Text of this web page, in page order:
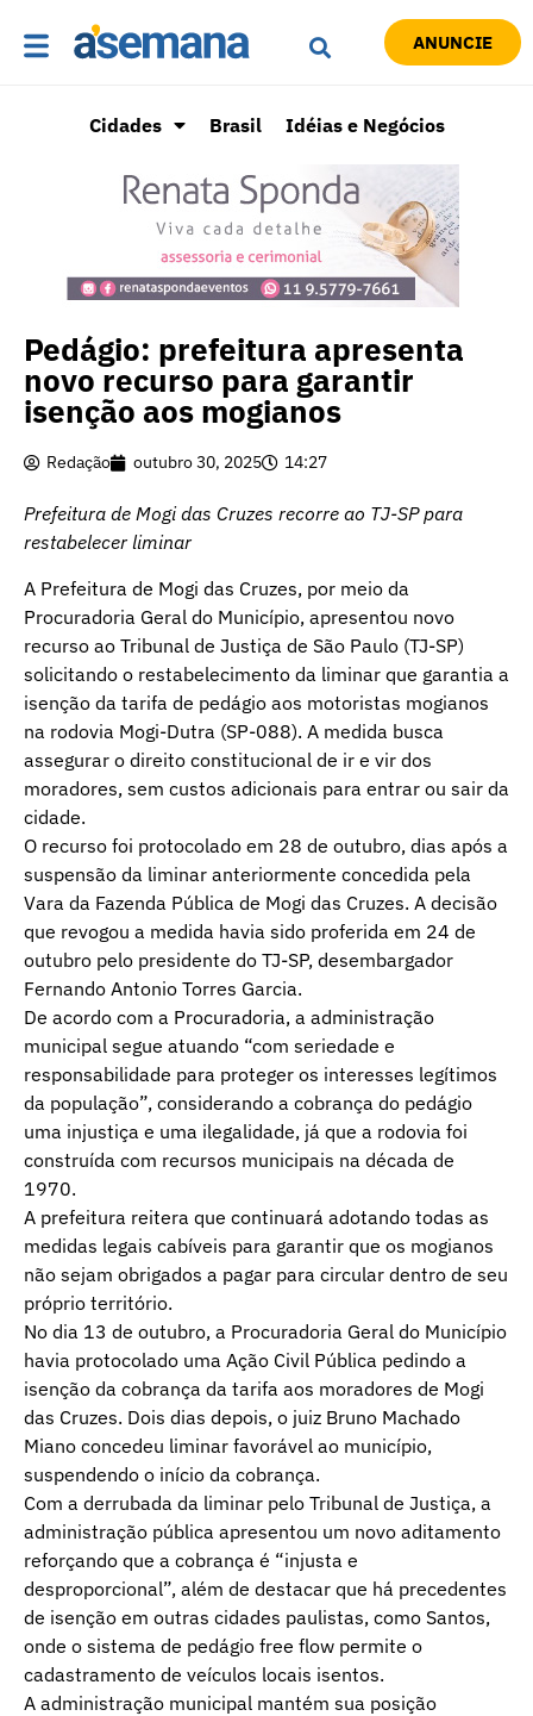
ANUNCIE
Cidades Brasil Idéias e Negócios
Pedágio: prefeitura apresenta
novo recurso para garantir
isenção aos mogianos
Redação outubro 30, 2025 14:27
Prefeitura de Mogi das Cruzes recorre ao TJ-SP para
restabelecer liminar
A Prefeitura de Mogi das Cruzes, por meio da
Procuradoria Geral do Município, apresentou novo
recurso ao Tribunal de Justiça de São Paulo (TJ-SP)
solicitando o restabelecimento da liminar que garantia a
isenção da tarifa de pedágio aos motoristas mogianos
na rodovia Mogi-Dutra (SP-088). A medida busca
assegurar o direito constitucional de ir e vir dos
moradores, sem custos adicionais para entrar ou sair da
cidade.
O recurso foi protocolado em 28 de outubro, dias após a
suspensão da liminar anteriormente concedida pela
Vara da Fazenda Pública de Mogi das Cruzes. A decisão
que revogou a medida havia sido proferida em 24 de
outubro pelo presidente do TJ-SP, desembargador
Fernando Antonio Torres Garcia.
De acordo com a Procuradoria, a administração
municipal segue atuando “com seriedade e
responsabilidade para proteger os interesses legítimos
da população”, considerando a cobrança do pedágio
uma injustiça e uma ilegalidade, já que a rodovia foi
construída com recursos municipais na década de
1970.
A prefeitura reitera que continuará adotando todas as
medidas legais cabíveis para garantir que os mogianos
não sejam obrigados a pagar para circular dentro de seu
próprio território.
No dia 13 de outubro, a Procuradoria Geral do Município
havia protocolado uma Ação Civil Pública pedindo a
isenção da cobrança da tarifa aos moradores de Mogi
das Cruzes. Dois dias depois, o juiz Bruno Machado
Miano concedeu liminar favorável ao município,
suspendendo o início da cobrança.
Com a derrubada da liminar pelo Tribunal de Justiça, a
administração pública apresentou um novo aditamento
reforçando que a cobrança é “injusta e
desproporcional”, além de destacar que há precedentes
de isenção em outras cidades paulistas, como Santos,
onde o sistema de pedágio free flow permite o
cadastramento de veículos locais isentos.
A administração municipal mantém sua posição